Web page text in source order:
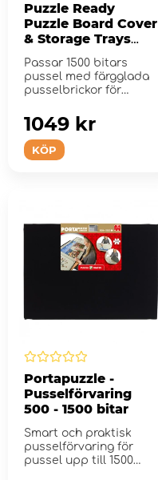
Puzzle Ready
Puzzle Board Cover
& Storage Trays
1500 Bitar
Passar 1500 bitars
pussel med färgglada
pusselbrickor för
KÖP
1049 kr
Portapuzzle -
Pusselförvaring
500 - 1500 bitar
Smart och praktisk
pusselförvaring för
pussel upp till 1500